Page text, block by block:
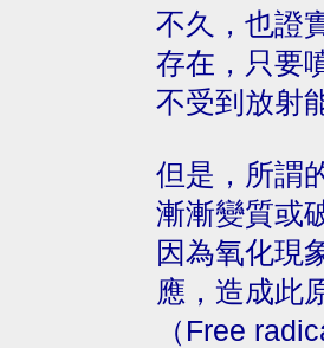
不久，也證
存在，只要
不受到放射
但是，所謂
漸漸變質或
因為氧化現
應，造成此
（Free